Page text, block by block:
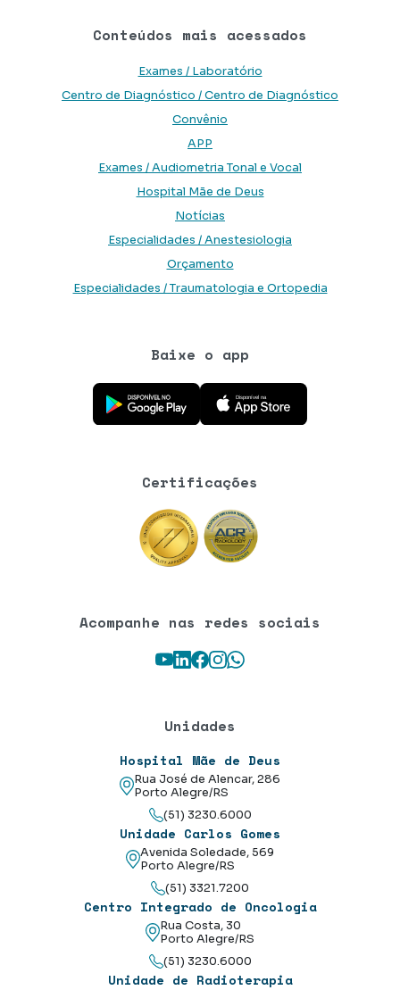
Conteúdos mais acessados
Exames / Laboratório
Centro de Diagnóstico / Centro de Diagnóstico
Convênio
APP
Exames / Audiometria Tonal e Vocal
Hospital Mãe de Deus
Notícias
Especialidades / Anestesiologia
Orçamento
Especialidades / Traumatologia e Ortopedia
Baixe o app
Baixe o aplicativo na Google Play Store
Baixe o aplicativo na App Store
Certificações
Acompanhe nas redes sociais
Youtube
LinkedIn
Facebook
Instagram
WhatsApp
Unidades
Hospital Mãe de Deus
Rua José de Alencar, 286
Porto Alegre/RS
(51) 3230.6000
Unidade Carlos Gomes
Avenida Soledade, 569
Porto Alegre/RS
(51) 3321.7200
Centro Integrado de Oncologia
Rua Costa, 30
Porto Alegre/RS
(51) 3230.6000
Unidade de Radioterapia